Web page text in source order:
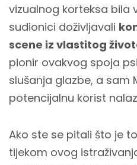
vizualnog korteksa bila
sudionici doživljavali
scene iz vlastitog
pionir ovakvog spoja
slušanja glazbe, a sam
potencijalnu korist
Ako ste se pitali što je
tijekom ovog